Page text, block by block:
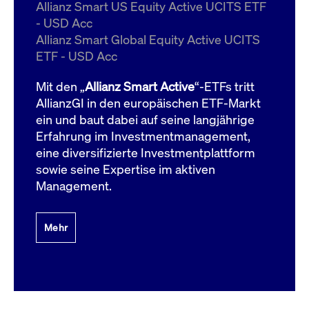
Allianz Smart US Equity Active UCITS ETF
- USD Acc
Allianz Smart Global Equity Active UCITS
ETF - USD Acc
Mit den „Allianz Smart Active“-ETFs tritt
AllianzGI in den europäischen ETF-Markt
ein und baut dabei auf seine langjährige
Erfahrung im Investmentmanagement,
eine diversifizierte Investmentplattform
sowie seine Expertise im aktiven
Management.
Mehr
ApplicationGatewayAffinityCORS
boerse.com
Domain
bis